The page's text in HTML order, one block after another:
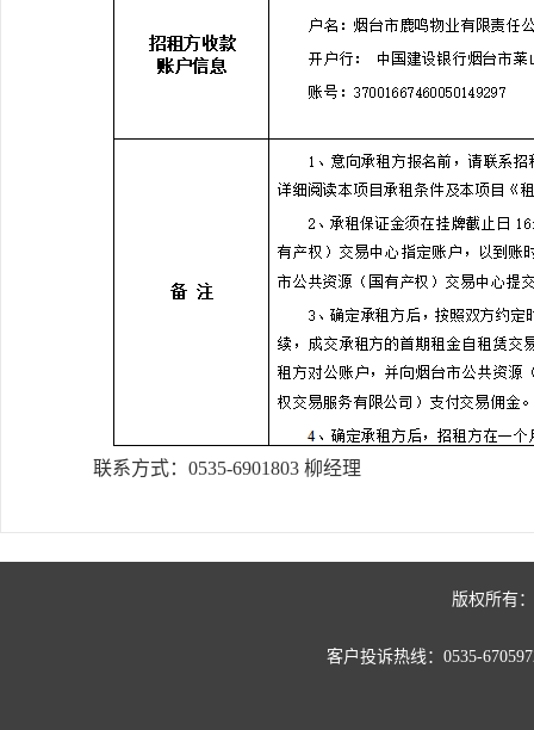
联系方式：0535-6901803 柳经理
版权所有
客户投诉热线：0535-